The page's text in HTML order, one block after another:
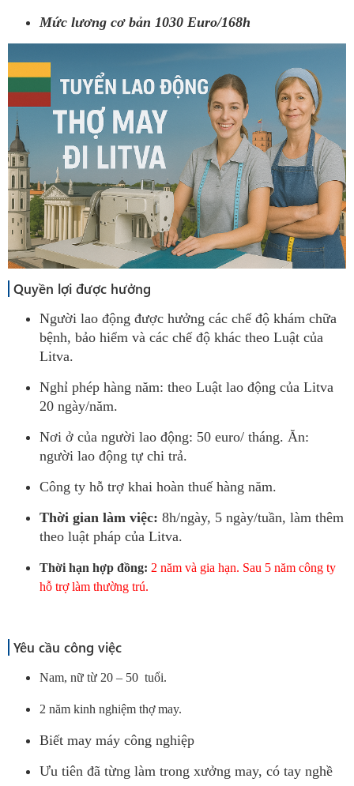
Mức lương cơ bản 1030 Euro/168h
Quyền lợi được hưởng
Người lao động được hưởng các chế độ khám chữa
bệnh, bảo hiểm và các chế độ khác theo Luật của
Litva.
Nghỉ phép hàng năm: theo Luật lao động của Litva
20 ngày/năm.
Nơi ở của người lao động: 50 euro/ tháng. Ăn:
người lao động tự chi trả.
Công ty hỗ trợ khai hoàn thuế hàng năm.
Thời gian làm việc: 8h/ngày, 5 ngày/tuần, làm thêm
theo luật pháp của Litva.
Thời hạn hợp đồng: 2 năm và gia hạn. Sau 5 năm công ty
hỗ trợ làm thường trú.
Yêu cầu công việc
Nam, nữ từ 20 – 50 tuổi.
2 năm kinh nghiệm thợ may.
Biết may máy công nghiệp
Ưu tiên đã từng làm trong xưởng may, có tay nghề